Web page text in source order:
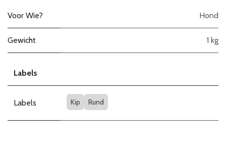
Voor Wie? Hond
Gewicht 1 kg
Labels
Labels Kip Rund